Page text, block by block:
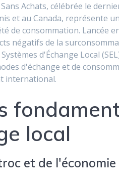
Achats, célébrée le
et au Canada, représente
de consommation. Lancée
négatifs de la
d'Échange Local
d'échange et de
international.
local
et de